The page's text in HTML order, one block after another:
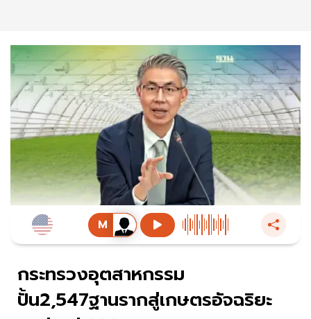
กระทรวงอุตสาหกรรม
ปั้น2,547ฐานรากสู่เกษตรอัจฉริยะ